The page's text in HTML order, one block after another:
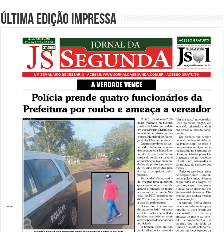
Última edição impressa